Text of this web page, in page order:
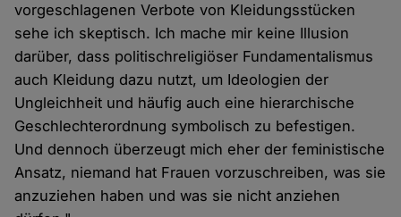
vorgeschlagenen Verbote von Kleidungsstücken
sehe ich skeptisch. Ich mache mir keine Illusion
darüber, dass politischreligiöser Fundamentalismus
auch Kleidung dazu nutzt, um Ideologien der
Ungleichheit und häufig auch eine hierarchische
Geschlechterordnung symbolisch zu befestigen.
Und dennoch überzeugt mich eher der feministische
Ansatz, niemand hat Frauen vorzuschreiben, was sie
anzuziehen haben und was sie nicht anziehen